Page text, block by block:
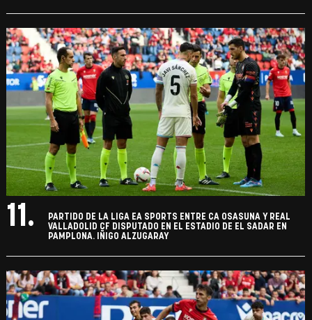
11.
PARTIDO DE LA LIGA EA SPORTS ENTRE CA OSASUNA Y REAL
VALLADOLID CF DISPUTADO EN EL ESTADIO DE EL SADAR EN
PAMPLONA. IÑIGO ALZUGARAY